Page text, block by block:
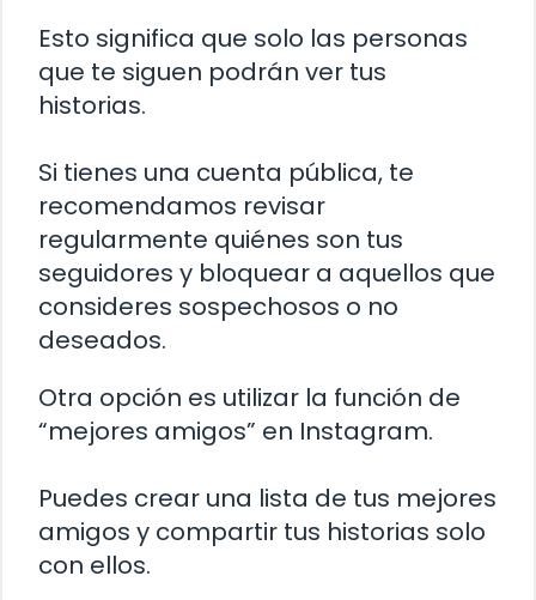
Esto significa que solo las personas
que te siguen podrán ver tus
historias.
Si tienes una cuenta pública, te
recomendamos revisar
regularmente quiénes son tus
seguidores y bloquear a aquellos que
consideres sospechosos o no
deseados.
Otra opción es utilizar la función de
“mejores amigos” en Instagram.
Puedes crear una lista de tus mejores
amigos y compartir tus historias solo
con ellos.